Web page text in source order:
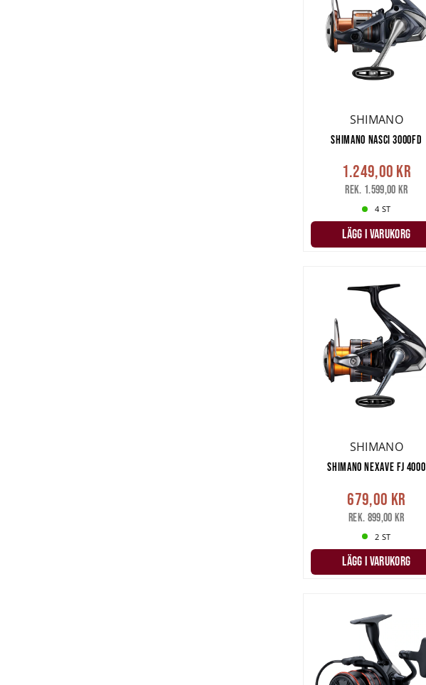
SHIMANO
SHIMANO NASCI 3000FD
1.249,00 kr
Rek. 1.599,00 kr
4 ST
LÄGG I VARUKORG
SHIMANO
SHIMANO NEXAVE FJ 4000
679,00 kr
Rek. 899,00 kr
2 ST
LÄGG I VARUKORG